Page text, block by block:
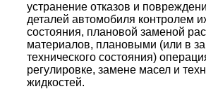
устранение отказов и
деталей автомобиля контролем
состояния, плановой заменой
материалов, плановыми (или в
технического состояния)
регулировке, замене масел и
жидкостей.